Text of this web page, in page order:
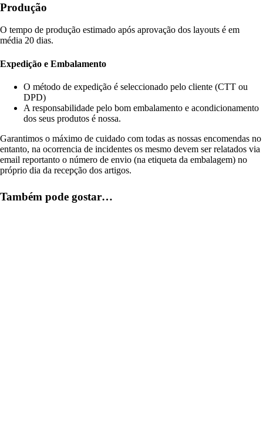
Produção
O tempo de produção estimado após aprovação dos layouts é em
média 20 dias.
Expedição e Embalamento
O método de expedição é seleccionado pelo cliente (CTT ou
DPD)
A responsabilidade pelo bom embalamento e acondicionamento
dos seus produtos é nossa.
Garantimos o máximo de cuidado com todas as nossas encomendas no
entanto, na ocorrencia de incidentes os mesmo devem ser relatados via
email reportanto o número de envio (na etiqueta da embalagem) no
próprio dia da recepção dos artigos.
Também pode gostar…